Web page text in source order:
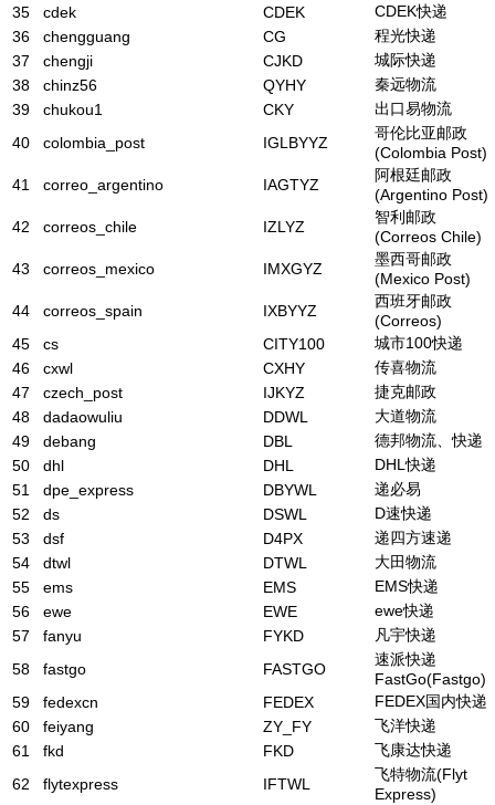
35
cdek CDEK
CDEK快递
36
chengguang CG
程光快递
37
chengji CJKD
城际快递
38
chinz56 QYHY
秦远物流
39
chukou1 CKY
出口易物流
40
colombia_post IGLBYYZ
哥伦比亚邮政
(Colombia Post)
41
correo_argentino IAGTYZ
阿根廷邮政
(Argentino Post)
42
correos_chile IZLYZ
智利邮政
(Correos Chile)
43
correos_mexico IMXGYZ
墨西哥邮政
(Mexico Post)
44
correos_spain IXBYYZ
西班牙邮政
(Correos)
45
cs CITY100
城市100快递
46
cxwl CXHY
传喜物流
47
czech_post IJKYZ
捷克邮政
48
dadaowuliu DDWL
大道物流
49
debang DBL
德邦物流、快递
50
dhl DHL
DHL快递
51
dpe_express DBYWL
递必易
52
ds DSWL
D速快递
53
dsf D4PX
递四方速递
54
dtwl DTWL
大田物流
55
ems EMS
EMS快递
56
ewe EWE
ewe快递
57
fanyu FYKD
凡宇快递
58
fastgo FASTGO
速派快递
FastGo(Fastgo)
59
fedexcn FEDEX
FEDEX国内快递
60
feiyang ZY_FY
飞洋快递
61
fkd FKD
飞康达快递
62
flytexpress IFTWL
飞特物流(Flyt
Express)